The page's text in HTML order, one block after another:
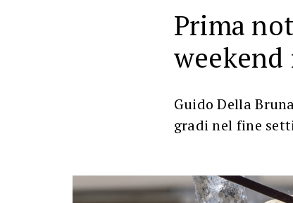
Prima
weekend
Guido Della
gradi nel fine